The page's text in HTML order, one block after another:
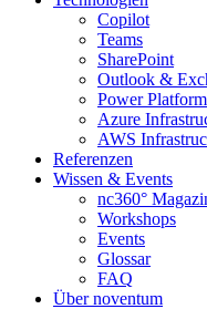
Copilot
Teams
SharePoint
Outlook &
Power Platform
Azure
AWS
Referenzen
Wissen & Events
nc360°
Workshops
Events
Glossar
FAQ
Über noventum